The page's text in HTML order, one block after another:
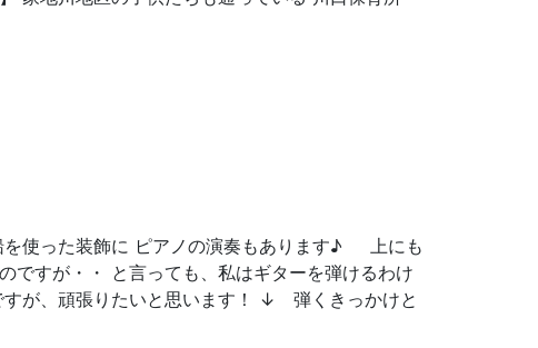
を使った装飾に ピアノの演奏もあります♪ 上にも
ですが・・ と言っても、私はギターを弾けるわけ
すが、頑張りたいと思います！ ↓ 弾くきっかけと